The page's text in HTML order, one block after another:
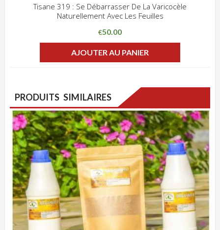
CLIQUEZ POUR VOIR
ADD WISHLIST
Tisane 319 : Se Débarrasser De La Varicocèle
Naturellement Avec Les Feuilles
€50.00
AJOUTER AU PANIER
PRODUITS SIMILAIRES